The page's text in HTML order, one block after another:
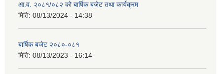
आ.व. २०८१/०८२ को बार्षिक बजेट तथा कार्यक्रम
मिति: 08/13/2024 - 14:38
बार्षिक बजेट २०८०-०८१
मिति: 08/13/2023 - 16:14